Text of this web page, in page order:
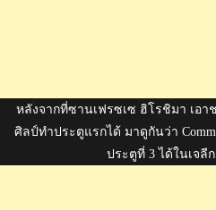
หลังจากที่ซานเฟรซเซ ฮิโรชิมา เอ
ศิลป์ทำประตูแรกได้ มาดูกันว่า
ประตูที่ 3 ได้ในเจลี